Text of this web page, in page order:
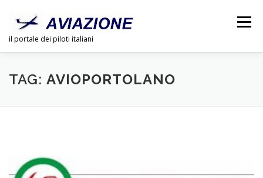
contenuto
il portale dei piloti italiani
Menu
CHI SIAMO PUBBLICITÀ LINK
TAG: AVIOPORTOLANO